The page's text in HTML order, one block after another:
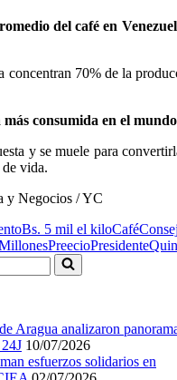
del café en
concentran 70% de la
consumida en el
y se muele para
vida.
y Negocios / YC
Bs. 5 mil el kiloCafé
PreecioPresidente
Aragua analizaron
10/07/2026
esfuerzos solidarios en